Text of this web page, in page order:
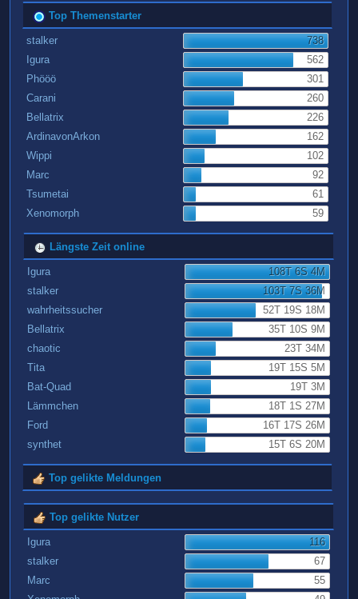
Top Themenstarter
stalker
738
Igura
562
Phööö
301
Carani
260
Bellatrix
226
ArdinavonArkon
162
Wippi
102
Marc
92
Tsumetai
61
Xenomorph
59
Längste Zeit online
Igura
108T 6S 4M
stalker
103T 7S 36M
wahrheitssucher
52T 19S 18M
Bellatrix
35T 10S 9M
chaotic
23T 34M
Tita
19T 15S 5M
Bat-Quad
19T 3M
Lämmchen
18T 1S 27M
Ford
16T 17S 26M
synthet
15T 6S 20M
Top gelikte Meldungen
Top gelikte Nutzer
Igura
116
stalker
67
Marc
55